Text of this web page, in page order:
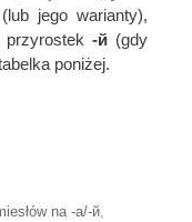
jego warianty),
przyrostek-й (gdy
poniżej.
na -а/-й